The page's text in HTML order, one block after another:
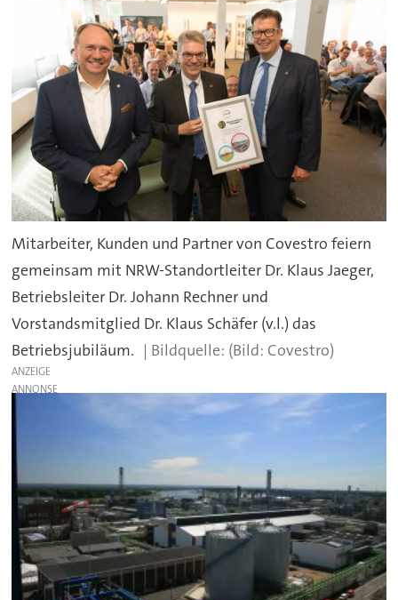
Mitarbeiter, Kunden und Partner von Covestro feiern
gemeinsam mit NRW-Standortleiter Dr. Klaus Jaeger,
Betriebsleiter Dr. Johann Rechner und
Vorstandsmitglied Dr. Klaus Schäfer (v.l.) das
Betriebsjubiläum.
(Bild: Covestro)
ANZEIGE